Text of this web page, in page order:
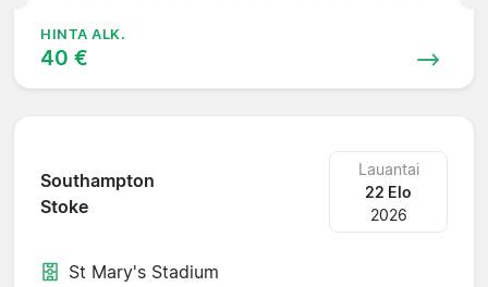
HINTA ALK.
40 €
Southampton
Stoke
Lauantai
22 Elo
2026
St Mary's Stadium